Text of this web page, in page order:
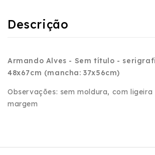
Descrição
Armando Alves - Sem título -
48x67cm (mancha: 37x56cm)
Observações: sem moldura, com
margem